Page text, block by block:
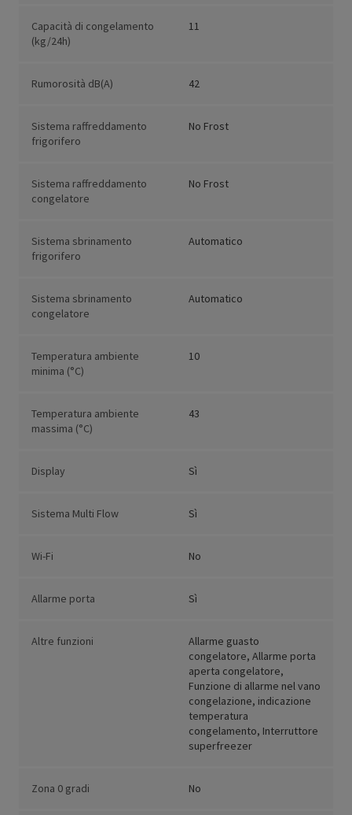
Capacità di congelamento
(kg/24h)
11
Rumorosità dB(A) 42
Sistema raffreddamento
frigorifero
No Frost
Sistema raffreddamento
congelatore
No Frost
Sistema sbrinamento
frigorifero
Automatico
Sistema sbrinamento
congelatore
Automatico
Temperatura ambiente
minima (°C)
10
Temperatura ambiente
massima (°C)
43
Display Sì
Sistema Multi Flow Sì
Wi-Fi No
Allarme porta Sì
Altre funzioni
Allarme guasto
congelatore, Allarme porta
aperta congelatore,
Funzione di allarme nel vano
congelazione, indicazione
temperatura
congelamento, Interruttore
superfreezer
Zona 0 gradi No